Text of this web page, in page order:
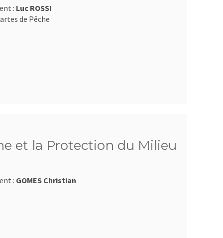
: Luc ROSSI
de Pêche
et la Protection du Milieu
: GOMES Christian